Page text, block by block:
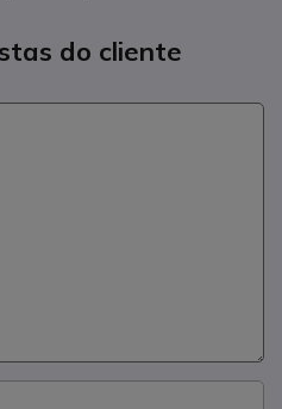
do cliente